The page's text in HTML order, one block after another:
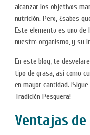
alcanzar los objetivos
nutrición. Pero, ¿sabes
Este elemento es uno de
nuestro organismo, y su
En este blog, te
tipo de grasa, así como
en mayor cantidad.
Tradición Pesquera!
Ventajas